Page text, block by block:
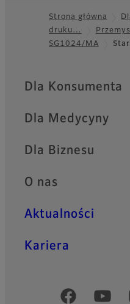
Footer
Strona główna
druku…
SG1024/MA
Quick Links
Dla Konsumenta
Dla Medycyny
Dla Biznesu
O nas
Aktualności
Kariera
Oficjalne profile